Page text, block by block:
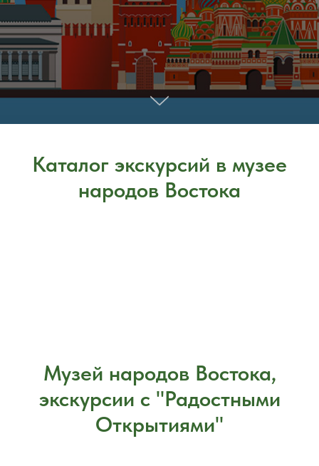
Каталог экскурсий в музее
народов Востока
Музей народов Востока,
экскурсии с "Радостными
Открытиями"